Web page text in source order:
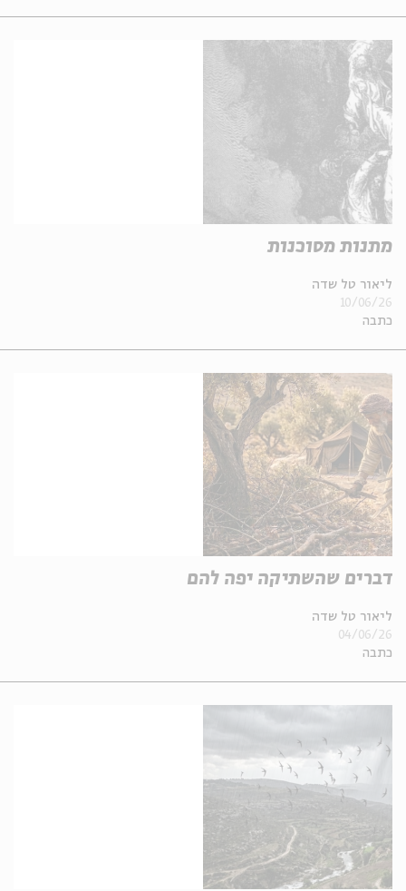
מתנות מסוכנות
ליאור טל שדה
כתבה
10/06/26
דברים שהשתיקה יפה להם
ליאור טל שדה
כתבה
04/06/26